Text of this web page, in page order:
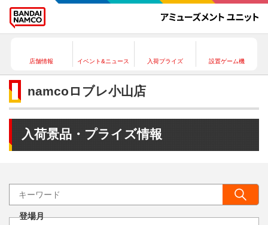
店舗情報 イベント&ニュース 入荷プライズ 設置ゲーム機
namcoロブレ小山店
入荷景品・プライズ情報
登場月